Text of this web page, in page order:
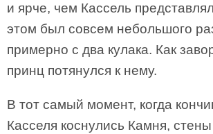
и ярче, чем Кассель
этом был совсем небольшого
примерно с два кулака. Как
принц потянулся к нему.
В тот самый момент, когда
Касселя коснулись Камня,